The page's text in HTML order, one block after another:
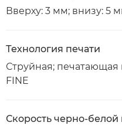
Вверху: 3 мм; внизу: 5
Технология печати
Струйная; печатающая
FINE
Скорость черно-белой